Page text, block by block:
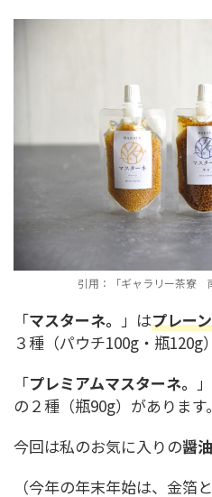
引用：「ギャラリー茶寮
「マスターネ。 」はプレーン
３種（パウチ100g・瓶120g）
「プレミアムマスターネ。
の２種（瓶90g）があります。
今回は私のお気に入りの醤
（今年の年末年始は、金箔